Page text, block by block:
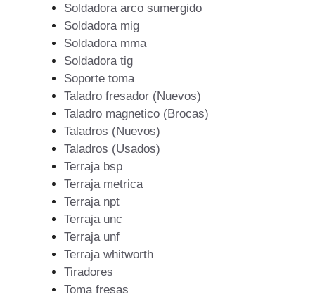
Soldadora arco sumergido
Soldadora mig
Soldadora mma
Soldadora tig
Soporte toma
Taladro fresador (Nuevos)
Taladro magnetico (Brocas)
Taladros (Nuevos)
Taladros (Usados)
Terraja bsp
Terraja metrica
Terraja npt
Terraja unc
Terraja unf
Terraja whitworth
Tiradores
Toma fresas